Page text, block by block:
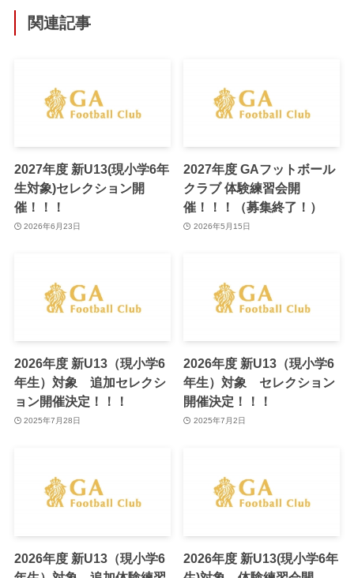
関連記事
2027年度 新U13(現小学6年
生対象)セレクション開
催！！！
2026年6月23日
2027年度 GAフットボール
クラブ 体験練習会開
催！！！（募集終了！）
2026年5月15日
2026年度 新U13（現小学6
年生）対象 追加セレクシ
ョン開催決定！！！
2025年7月28日
2026年度 新U13（現小学6
年生）対象 セレクション
開催決定！！！
2025年7月2日
2026年度 新U13（現小学6
2026年度 新U13(現小学6年